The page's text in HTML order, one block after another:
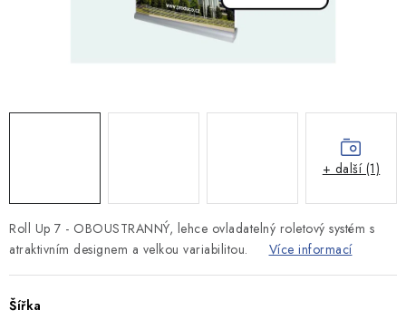
Roll Up 7 - OBOUSTRANNÝ, lehce ovladatelný roletový systém s
atraktivním designem a velkou variabilitou.
Více informací
Šířka
+ další (1)